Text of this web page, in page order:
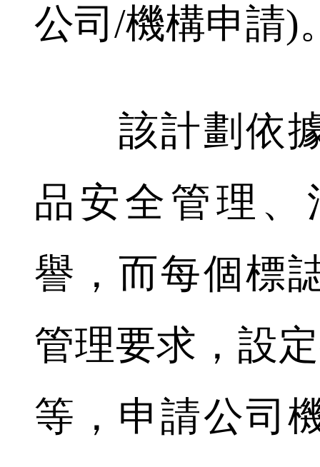
公司/機構申請)
該計劃依據
品安全管理
譽，而每個標
管理要求，設
等，申請公司